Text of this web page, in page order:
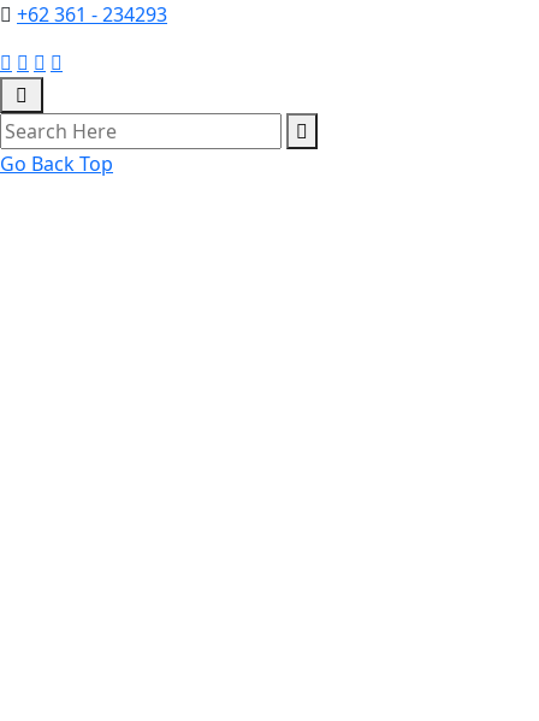
+62 361 - 234293
Go Back Top